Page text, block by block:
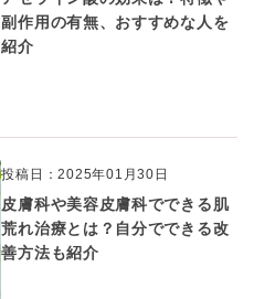
副作用の有無、おすすめな人を
紹介
投稿日：2025年01月30日
皮膚科や美容皮膚科でできる肌
荒れ治療とは？自分でできる改
善方法も紹介